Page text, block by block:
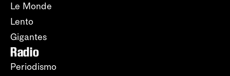
Le Monde
Lento
Gigantes
Radio
Periodismo